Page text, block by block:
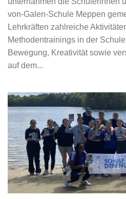
von-Galen-Schule Meppen
Lehrkräften zahlreiche
Methodentrainings in der
Bewegung, Kreativität sowie
auf dem...